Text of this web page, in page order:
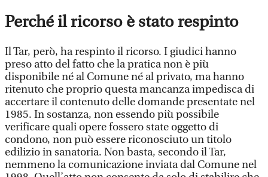
Perché il ricorso è stato respinto
Il Tar, però, ha respinto il ricorso. I giudici hanno
preso atto del fatto che la pratica non è più
disponibile né al Comune né al privato, ma hanno
ritenuto che proprio questa mancanza impedisca di
accertare il contenuto delle domande presentate nel
1985. In sostanza, non essendo più possibile
verificare quali opere fossero state oggetto di
condono, non può essere riconosciuto un titolo
edilizio in sanatoria. Non basta, secondo il Tar,
nemmeno la comunicazione inviata dal Comune nel